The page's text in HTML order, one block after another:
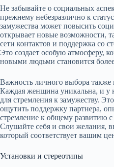
Не забывайте о социальных
прежнему небезразлично к
замужества может повысить
открывает новые возможности,
сети контактов и поддержка со
Это создает особую атмосферу,
новыми людьми становится
Важность личного выбора также
Каждая женщина уникальна, и у
для стремления к замужеству.
ощутить поддержку партнера,
стремление к общему развитию
Слушайте себя и свои желания,
который соответствует вашим
Установки и стереотипы